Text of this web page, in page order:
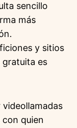
sencillo
más
y sitios
gratuita es
con quien